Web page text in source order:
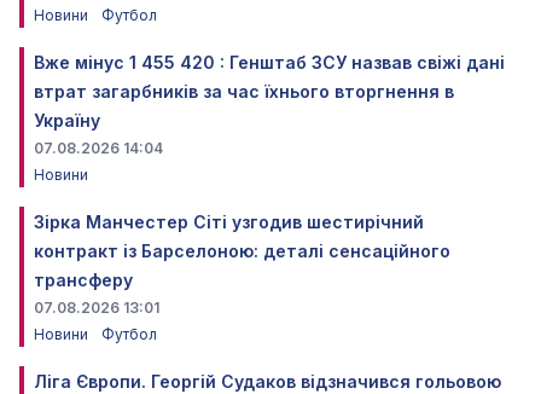
Новини
Футбол
Вже мінус 1 455 420 : Генштаб ЗСУ назвав свіжі дані
втрат загарбників за час їхнього вторгнення в
Україну
07.08.2026 14:04
Новини
Зірка Манчестер Сіті узгодив шестирічний
контракт із Барселоною: деталі сенсаційного
трансферу
07.08.2026 13:01
Новини
Футбол
Ліга Європи. Георгій Судаков відзначився гольовою